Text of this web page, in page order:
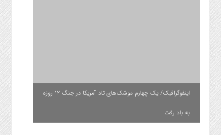
اینفوگرافیک/ یک چهارم موشک‌های تاد آمریکا در جنگ ۱۲ روزه
به باد رفت